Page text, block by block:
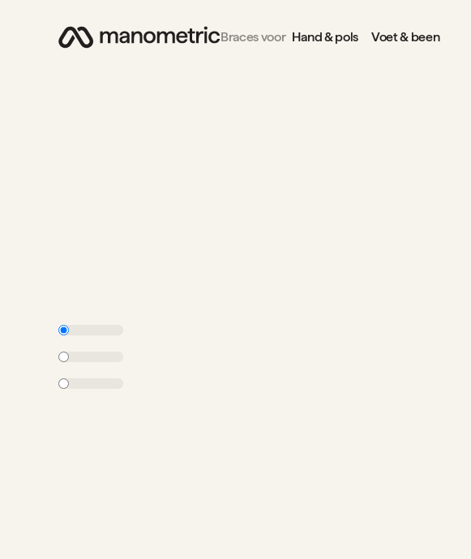
Braces voor Hand & pols Voet & been